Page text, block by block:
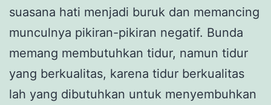
suasana hati menjadi buruk dan memancing
munculnya pikiran-pikiran negatif. Bunda
memang membutuhkan tidur, namun tidur
yang berkualitas, karena tidur berkualitas
lah yang dibutuhkan untuk menyembuhkan